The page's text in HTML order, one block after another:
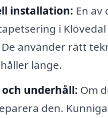
installation: En
i
använder rätt
länge.
underhåll: Om
den.